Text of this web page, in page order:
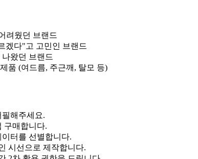
려웠던 브랜드
겠다"고 고민인 브랜드
왔던 브랜드
품 (여드름, 주근깨, 탈모 등)
해주세요.
구매합니다.
터를 선별합니다.
시선으로 제작합니다.